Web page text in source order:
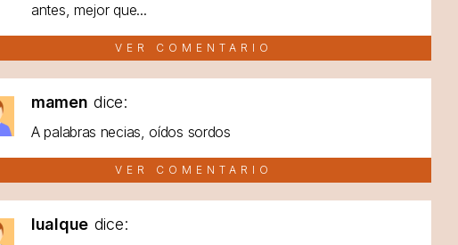
antes, mejor que...
VER COMENTARIO
mamen dice:
A palabras necias, oídos sordos
VER COMENTARIO
lualque dice: